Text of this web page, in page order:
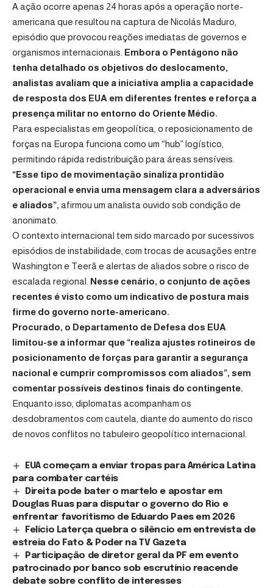
A ação ocorre apenas 24 horas após a operação norte-
americana que resultou na captura de Nicolás Maduro,
episódio que provocou reações imediatas de governos e
organismos internacionais. Embora o Pentágono não
tenha detalhado os objetivos do deslocamento,
analistas avaliam que a iniciativa amplia a capacidade
de resposta dos EUA em diferentes frentes e reforça a
presença militar no entorno do Oriente Médio.
Para especialistas em geopolítica, o reposicionamento de
forças na Europa funciona como um “hub” logístico,
permitindo rápida redistribuição para áreas sensíveis.
“Esse tipo de movimentação sinaliza prontidão
operacional e envia uma mensagem clara a adversários
e aliados”, afirmou um analista ouvido sob condição de
anonimato.
O contexto internacional tem sido marcado por sucessivos
episódios de instabilidade, com trocas de acusações entre
Washington e Teerã e alertas de aliados sobre o risco de
escalada regional. Nesse cenário, o conjunto de ações
recentes é visto como um indicativo de postura mais
firme do governo norte-americano.
Procurado, o Departamento de Defesa dos EUA
limitou-se a informar que “realiza ajustes rotineiros de
posicionamento de forças para garantir a segurança
nacional e cumprir compromissos com aliados”, sem
comentar possíveis destinos finais do contingente.
Enquanto isso, diplomatas acompanham os
desdobramentos com cautela, diante do aumento do risco
de novos conflitos no tabuleiro geopolítico internacional.
EUA começam a enviar tropas para América Latina
para combater cartéis
Direita pode bater o martelo e apostar em
Douglas Ruas para disputar o governo do Rio e
enfrentar favoritismo de Eduardo Paes em 2026
Felício Laterça quebra o silêncio em entrevista de
estreia do Fato & Poder na TV Gazeta
Participação de diretor geral da PF em evento
patrocinado por banco sob escrutínio reacende
debate sobre conflito de interesses